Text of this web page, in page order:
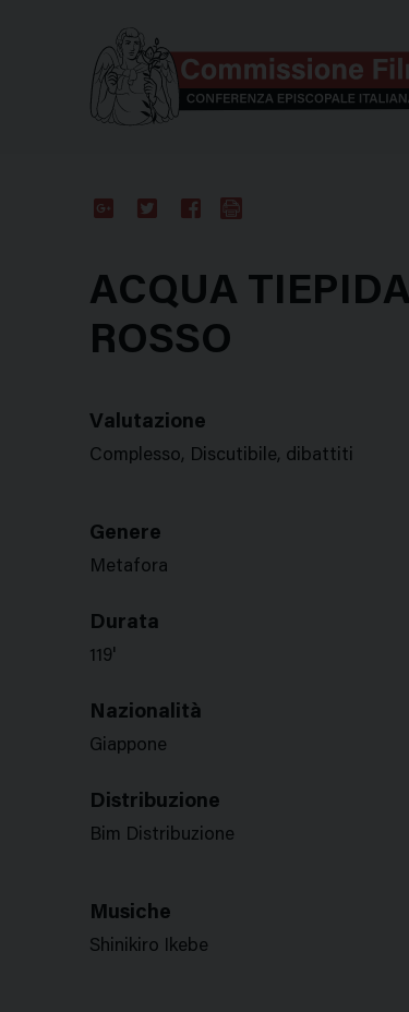
ACQUA
ROSSO
Valutazione
Complesso, Discutibile, dibattiti
Genere
Metafora
Durata
119'
Nazionalità
Giappone
Distribuzione
Bim Distribuzione
Musiche
Shinikiro Ikebe